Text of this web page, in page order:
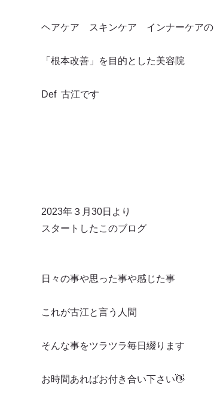
ヘアケア スキンケア インナーケアの
「根本改善」を目的とした美容院
Def 古江です
2023年３月30日より
スタートしたこのブログ
日々の事や思った事や感じた事
これが古江と言う人間
そんな事をツラツラ毎日綴ります
お時間あればお付き合い下さい👋